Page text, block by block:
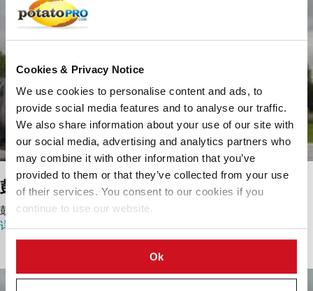
Cookies & Privacy Notice
We use cookies to personalise content and ads, to
provide social media features and to analyse our traffic.
We also share information about your use of our site with
our social media, advertising and analytics partners who
may combine it with other information that you’ve
provided to them or that they’ve collected from your use
of their services. You consent to our cookies if you
continue to use our website.
Ok
鼓式漂烫机
鼓式漂烫机通常用于在薯片生产期间，可以使马铃薯片变白。
详细了解 鼓式漂烫机